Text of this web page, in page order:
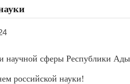
научной сферы Республики
российской науки!